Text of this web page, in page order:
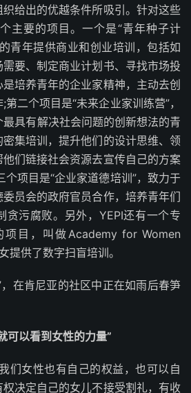
给出的优越条件所吸引。针对这些
主要的项目。一个是“青年种子计
青年提供商业和创业培训，包括如
要、制定商业计划书、寻找市场投
培养青年的企业家精神，主动去创
二个项目是“未来企业家训练营”，
具有解决社会问题的创新想法的青
集培训，提升他们的设计思维、领
们链接社会资源去宣传自己的方案
个项目是“企业家道德培训”，致力于
员会的政府官员合作，培养青年们
贪污腐败。另外，YEPI还有一个专
目，叫做Academy for Women
提供了数字扫盲培训。
在肯尼亚的社区中正在如雨后春笋
可以看到女性的力量”
们女性也有自己的权益，也可以自
决定自己的女儿不接受割礼，有收